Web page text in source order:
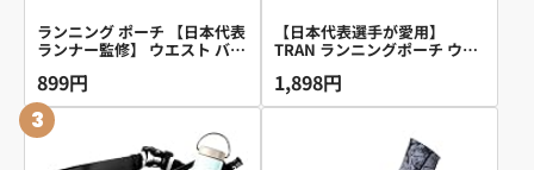
ランニング ポーチ 【日本代表
ランナー監修】 ウエスト バッ
スマホ ボディバッグ ユニセッ
クス ジョギング ウォーキング
(2つ口, ブラック)
899円
【日本代表選手が愛用】
TRAN ランニングポーチ ウエ
C2（ペットボトルポーチファ
スナーなし）2026年改良モデ
1,898円
3